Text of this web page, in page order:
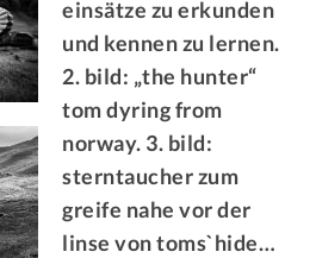
einsätze zu erkunden
und kennen zu lernen.
2. bild: „the hunter“
tom dyring from
norway. 3. bild:
sterntaucher zum
greife nahe vor der
linse von toms`hide…